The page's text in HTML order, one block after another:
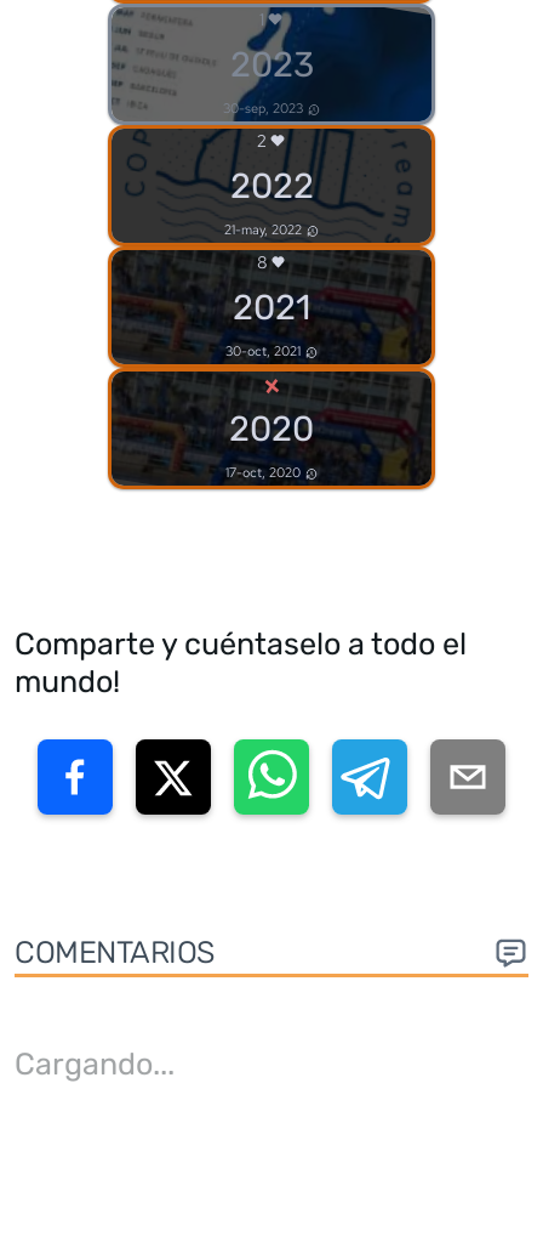
1
2023
30-sep, 2023
2
2022
21-may, 2022
8
2021
30-oct, 2021
×
2020
17-oct, 2020
Comparte y cuéntaselo a todo el
mundo!
COMENTARIOS
Cargando...